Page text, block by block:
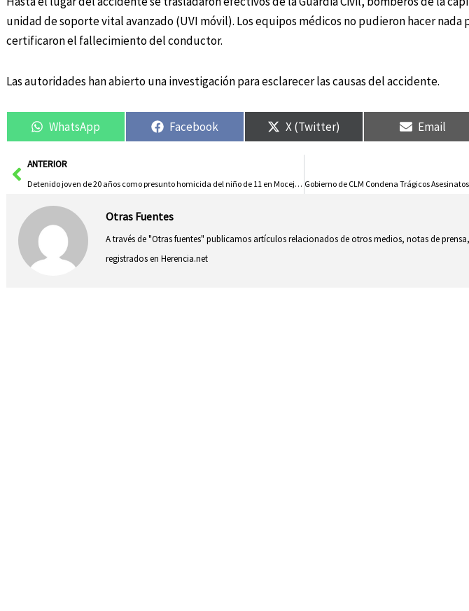
unidad de soporte vital avanzado (UVI móvil). Los equipos médicos no pudieron hacer nada
certificaron el fallecimiento del conductor.
Las autoridades han abierto una investigación para esclarecer las causas del accidente.
WhatsApp Facebook X (Twitter) Email
AntANTERIOR
Detenido joven de 20 años como presunto homicida del niño de 11 en Mocejón, Toledo
Otras Fuentes
A través de "Otras fuentes" publicamos artículos relacionados de otros medios, notas de
registrados en Herencia.net